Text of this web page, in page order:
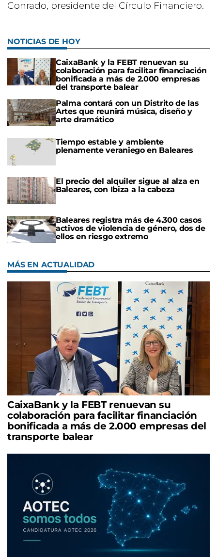
Conrado, presidente del Círculo Financiero.
NOTICIAS DE HOY
CaixaBank y la FEBT renuevan su
colaboración para facilitar financiación
bonificada a más de 2.000 empresas
del transporte balear
Palma contará con un Distrito de las
Artes que reunirá música, diseño y
arte dramático
Tiempo estable y ambiente
plenamente veraniego en Baleares
El precio del alquiler sigue al alza en
Baleares, con Ibiza a la cabeza
Baleares registra más de 4.300 casos
activos de violencia de género, dos de
ellos en riesgo extremo
MÁS EN ACTUALIDAD
CaixaBank y la FEBT renuevan su
colaboración para facilitar financiación
bonificada a más de 2.000 empresas del
transporte balear